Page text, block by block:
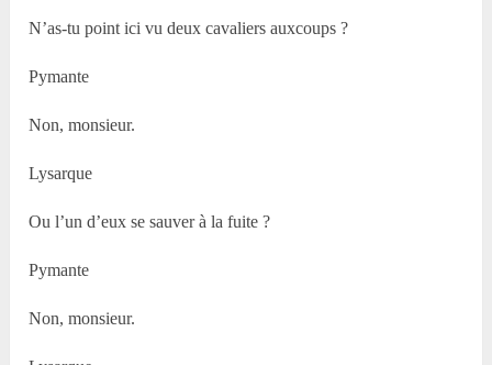
N’as-tu point ici vu deux cavaliers auxcoups ?
Pymante
Non, monsieur.
Lysarque
Ou l’un d’eux se sauver à la fuite ?
Pymante
Non, monsieur.